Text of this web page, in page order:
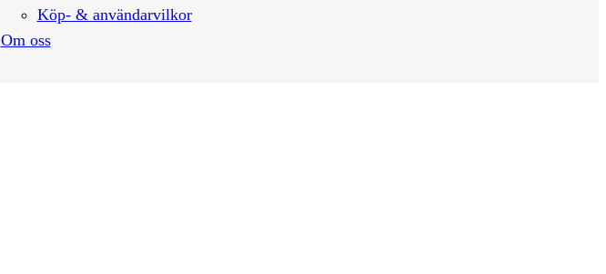
Köp- & användarvilkor
Om oss